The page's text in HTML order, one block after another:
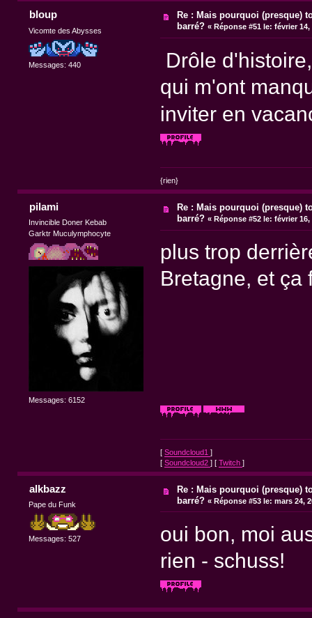
bloup
Vicomte des Abysses
Messages: 440
Re : Mais pourquoi (presque)
barré? « Réponse #51 le: février 14,
Drôle
qui m'ont
inviter en
{rien}
pilami
Invincible Doner Kebab
Garktr Muculymphocyte
Messages: 6152
Re : Mais pourquoi (presque)
barré? «Réponse #52 le: février 16,
plus trop
Bretagne, et ça
[ Soundcloud1 ]
[ Soundcloud2 ] [ Twitch ]
alkbazz
Pape du Funk
Messages: 527
Re : Mais pourquoi (presque)
barré? «Réponse #53 le: mars 24,
oui bon, moi
rien - schuss!